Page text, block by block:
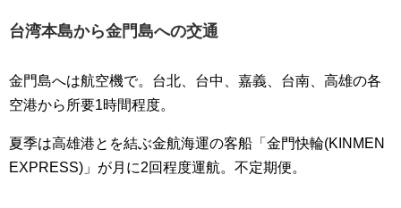
台湾本島から金門島への交通
金門島へは航空機で。台北、台中、嘉義、台南、高雄の各
空港から所要1時間程度。
夏季は高雄港とを結ぶ金航海運の客船「金門快輪(KINMEN
EXPRESS)」が月に2回程度運航。不定期便。